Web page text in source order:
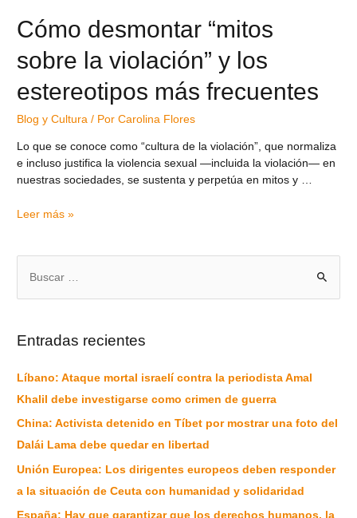
Cómo desmontar “mitos
sobre la violación” y los
estereotipos más frecuentes
Blog y Cultura / PorCarolina Flores
Lo que se conoce como “cultura de la violación”, que normaliza
e incluso justifica la violencia sexual —incluida la violación— en
nuestras sociedades, se sustenta y perpetúa en mitos y …
Leer más »
Entradas recientes
Líbano: Ataque mortal israelí contra la periodista Amal
Khalil debe investigarse como crimen de guerra
China: Activista detenido en Tíbet por mostrar una foto del
Dalái Lama debe quedar en libertad
Unión Europea: Los dirigentes europeos deben responder
a la situación de Ceuta con humanidad y solidaridad
España: Hay que garantizar que los derechos humanos, la